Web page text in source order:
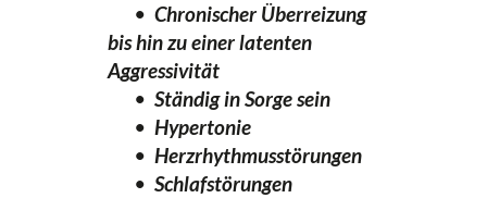
• Chronischer Überreizung
bis hin zu einer latenten
Aggressivität
• Ständig in Sorge sein
• Hypertonie
• Herzrhythmusstörungen
• Schlafstörungen